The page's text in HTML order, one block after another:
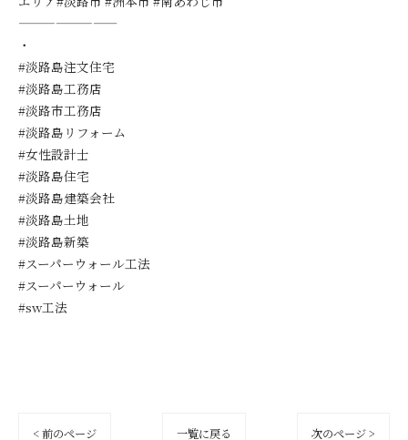
————————
・
#淡路島注文住宅
#淡路島工務店
#淡路市工務店
#淡路島リフォーム
#女性設計士
#淡路島住宅
#淡路島建築会社
#淡路島土地
#淡路島新築
#スーパーウォール工法
#スーパーウォール
#sw工法
< 前のページ 一覧に戻る 次のページ >